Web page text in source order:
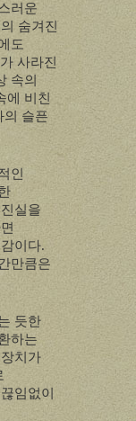
러운
숨겨진
도
사라진
속의
에 비친
의 슬픈
인
실을
이다.
만큼은
듯한
하는
치가
임없이